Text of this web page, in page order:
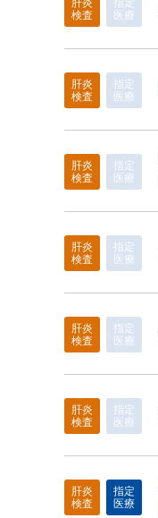
検査
医療
肝炎
検査
指定
医療
肝炎
検査
指定
医療
肝炎
検査
指定
医療
肝炎
検査
指定
医療
肝炎
検査
指定
医療
肝炎
検査
指定
医療